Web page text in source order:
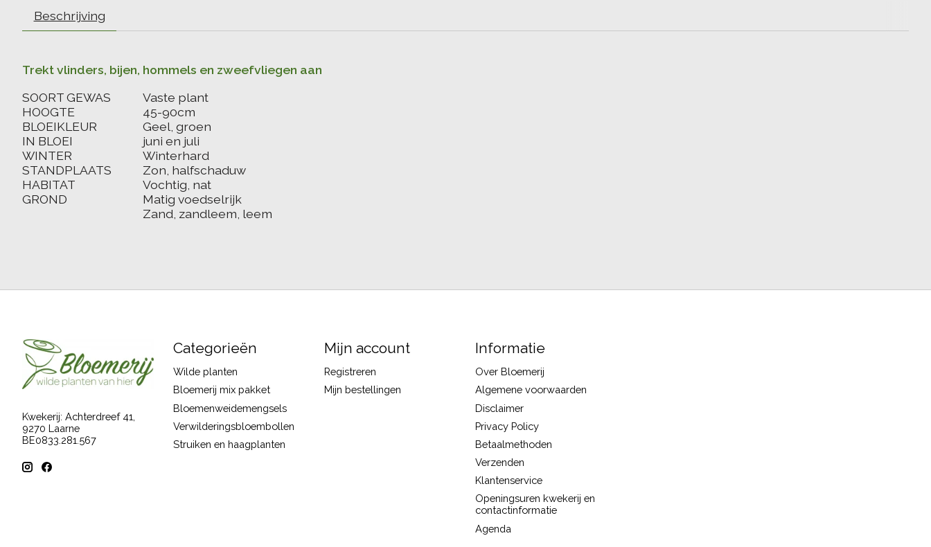
Beschrijving
Trekt vlinders, bijen, hommels en zweefvliegen aan
SOORT GEWAS
Vaste plant
HOOGTE
45-90cm
BLOEIKLEUR
Geel, groen
IN BLOEI
juni en juli
WINTER
Winterhard
STANDPLAATS
Zon, halfschaduw
HABITAT
Vochtig, nat
GROND
Matig voedselrijk
Zand, zandleem, leem
Kwekerij: Achterdreef 41,
9270 Laarne
BE0833.281.567
Categorieën
Wilde planten
Bloemerij mix pakket
Bloemenweidemengsels
Verwilderingsbloembollen
Struiken en haagplanten
Mijn account
Registreren
Mijn bestellingen
Informatie
Over Bloemerij
Algemene voorwaarden
Disclaimer
Privacy Policy
Betaalmethoden
Verzenden
Klantenservice
Openingsuren kwekerij en
contactinformatie
Agenda